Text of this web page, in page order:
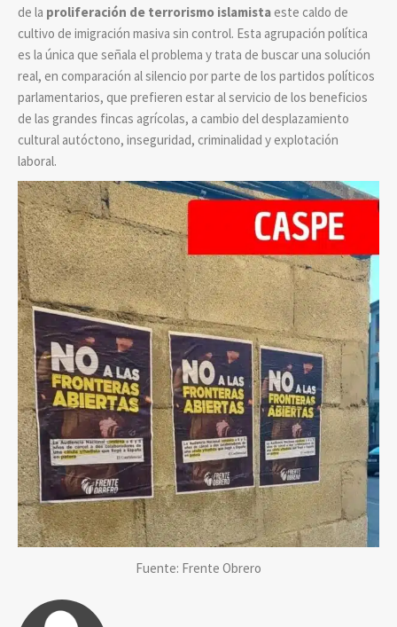
de la proliferación de terrorismo islamistaeste caldo de
cultivo de imigración masiva sin control. Esta agrupación política
es la única que señala el problema y trata de buscar una solución
real, en comparación al silencio por parte de los partidos políticos
parlamentarios, que prefieren estar al servicio de los beneficios
de las grandes fincas agrícolas, a cambio del desplazamiento
cultural autóctono, inseguridad, criminalidad y explotación
laboral.
Fuente: Frente Obrero